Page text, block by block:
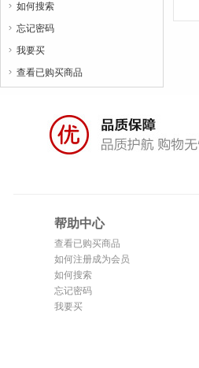
 如何搜索
 忘记密码
 我要买
 查看已购买商品
帮助中心
查看已购买商品
如何注册成为会员
如何搜索
忘记密码
我要买